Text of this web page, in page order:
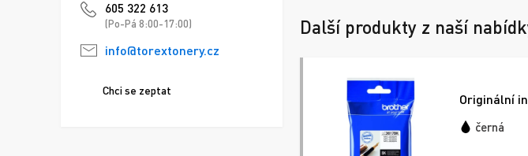
605 322 613
(Po-Pá 8:00-17:00)
info@torextonery.cz
Chci se zeptat
Další produkty z naší
Originální
černá